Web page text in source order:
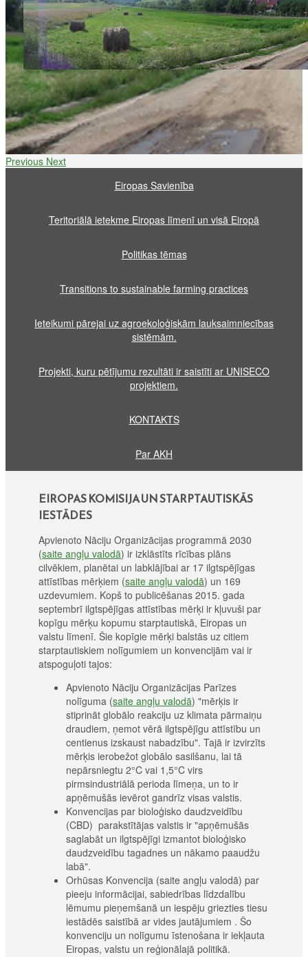
Previous Next
Eiropas Savienība
Teritoriālā ietekme Eiropas līmenī un visā Eiropā
Politikas tēmas
Transitions to sustainable farming practices
Ieteikumi pārejai uz agroekoloģiskām lauksaimniecības
sistēmām.
Projekti, kuru pētījumu rezultāti ir saistīti ar UNISECO
projektiem.
KONTAKTS
Par AKH
EIROPAS KOMISIJA UN STARPTAUTISKĀS
IESTĀDES
Apvienoto Nāciju Organizācijas programmā 2030
(saite angļu valodā) ir izklāstīts rīcības plāns
cilvēkiem, planētai un labklājībai ar 17 ilgtspējīgas
attīstības mērķiem (saite angļu valodā) un 169
uzdevumiem. Kopš to publicēšanas 2015. gada
septembrī ilgtspējīgas attīstības mērķi ir kļuvuši par
kopīgu mērķu kopumu starptautiskā, Eiropas un
valstu līmenī. Šie kopīgie mērķi balstās uz citiem
starptautiskiem nolīgumiem un konvencijām vai ir
atspoguļoti tajos:
Apvienoto Nāciju Organizācijas Parīzes
nolīguma (saite angļu valodā) "mērķis ir
stiprināt globālo reakciju uz klimata pārmaiņu
draudiem, ņemot vērā ilgtspējīgu attīstību un
centienus izskaust nabadzību". Tajā ir izvirzīts
mērķis ierobežot globālo sasilšanu, lai tā
nepārsniegtu 2°C vai 1,5°C virs
pirmsindustriālā perioda līmeņa, un to ir
apņēmušās ievērot gandrīz visas valstis.
Konvencijas par bioloģisko daudzveidību
(CBD) parakstītājas valstis ir "apņēmušās
saglabāt un ilgtspējīgi izmantot bioloģisko
daudzveidību tagadnes un nākamo paaudžu
labā".
Orhūsas Konvencija (saite angļu valodā) par
pieeju informācijai, sabiedrības līdzdalību
lēmumu pieņemšanā un iespēju griezties tiesu
iestādēs saistībā ar vides jautājumiem . Šo
konvenciju un nolīgumu īstenošana ir iekļauta
Eiropas, valstu un reģionālajā politikā.